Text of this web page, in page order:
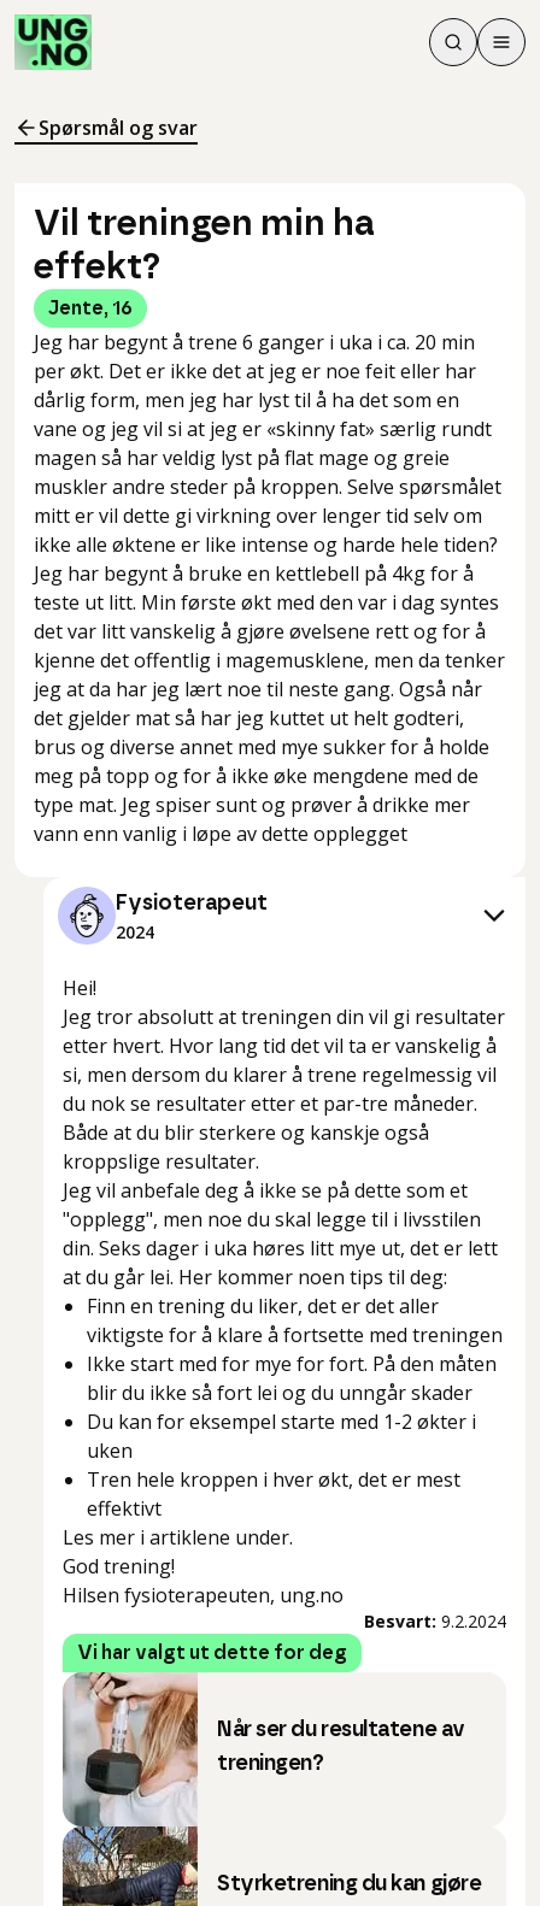
Søk
Søk
Meny
Spørsmål og svar
Vil treningen min ha
effekt?
Jente, 16
Jeg har begynt å trene 6 ganger i uka i ca. 20 min
per økt. Det er ikke det at jeg er noe feit eller har
dårlig form, men jeg har lyst til å ha det som en
vane og jeg vil si at jeg er «skinny fat» særlig rundt
magen så har veldig lyst på flat mage og greie
muskler andre steder på kroppen. Selve spørsmålet
mitt er vil dette gi virkning over lenger tid selv om
ikke alle øktene er like intense og harde hele tiden?
Jeg har begynt å bruke en kettlebell på 4kg for å
teste ut litt. Min første økt med den var i dag syntes
det var litt vanskelig å gjøre øvelsene rett og for å
kjenne det offentlig i magemusklene, men da tenker
jeg at da har jeg lært noe til neste gang. Også når
det gjelder mat så har jeg kuttet ut helt godteri,
brus og diverse annet med mye sukker for å holde
meg på topp og for å ikke øke mengdene med de
type mat. Jeg spiser sunt og prøver å drikke mer
Fysioterapeut
2024
Hei!
Jeg tror absolutt at treningen din vil gi resultater
etter hvert. Hvor lang tid det vil ta er vanskelig å
si, men dersom du klarer å trene regelmessig vil
du nok se resultater etter et par-tre måneder.
Både at du blir sterkere og kanskje også
kroppslige resultater.
Jeg vil anbefale deg å ikke se på dette som et
"opplegg", men noe du skal legge til i livsstilen
din. Seks dager i uka høres litt mye ut, det er lett
at du går lei. Her kommer noen tips til deg:
Finn en trening du liker, det er det aller
viktigste for å klare å fortsette med treningen
Ikke start med for mye for fort. På den måten
blir du ikke så fort lei og du unngår skader
Du kan for eksempel starte med 1-2 økter i
uken
Tren hele kroppen i hver økt, det er mest
effektivt
Les mer i artiklene under.
God trening!
Hilsen fysioterapeuten, ung.no
Besvart: 9.2.2024
Vi har valgt ut dette for deg
Når ser du resultatene av
treningen?
Styrketrening du kan gjøre